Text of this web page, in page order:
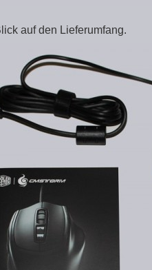
auf den Lieferumfang.